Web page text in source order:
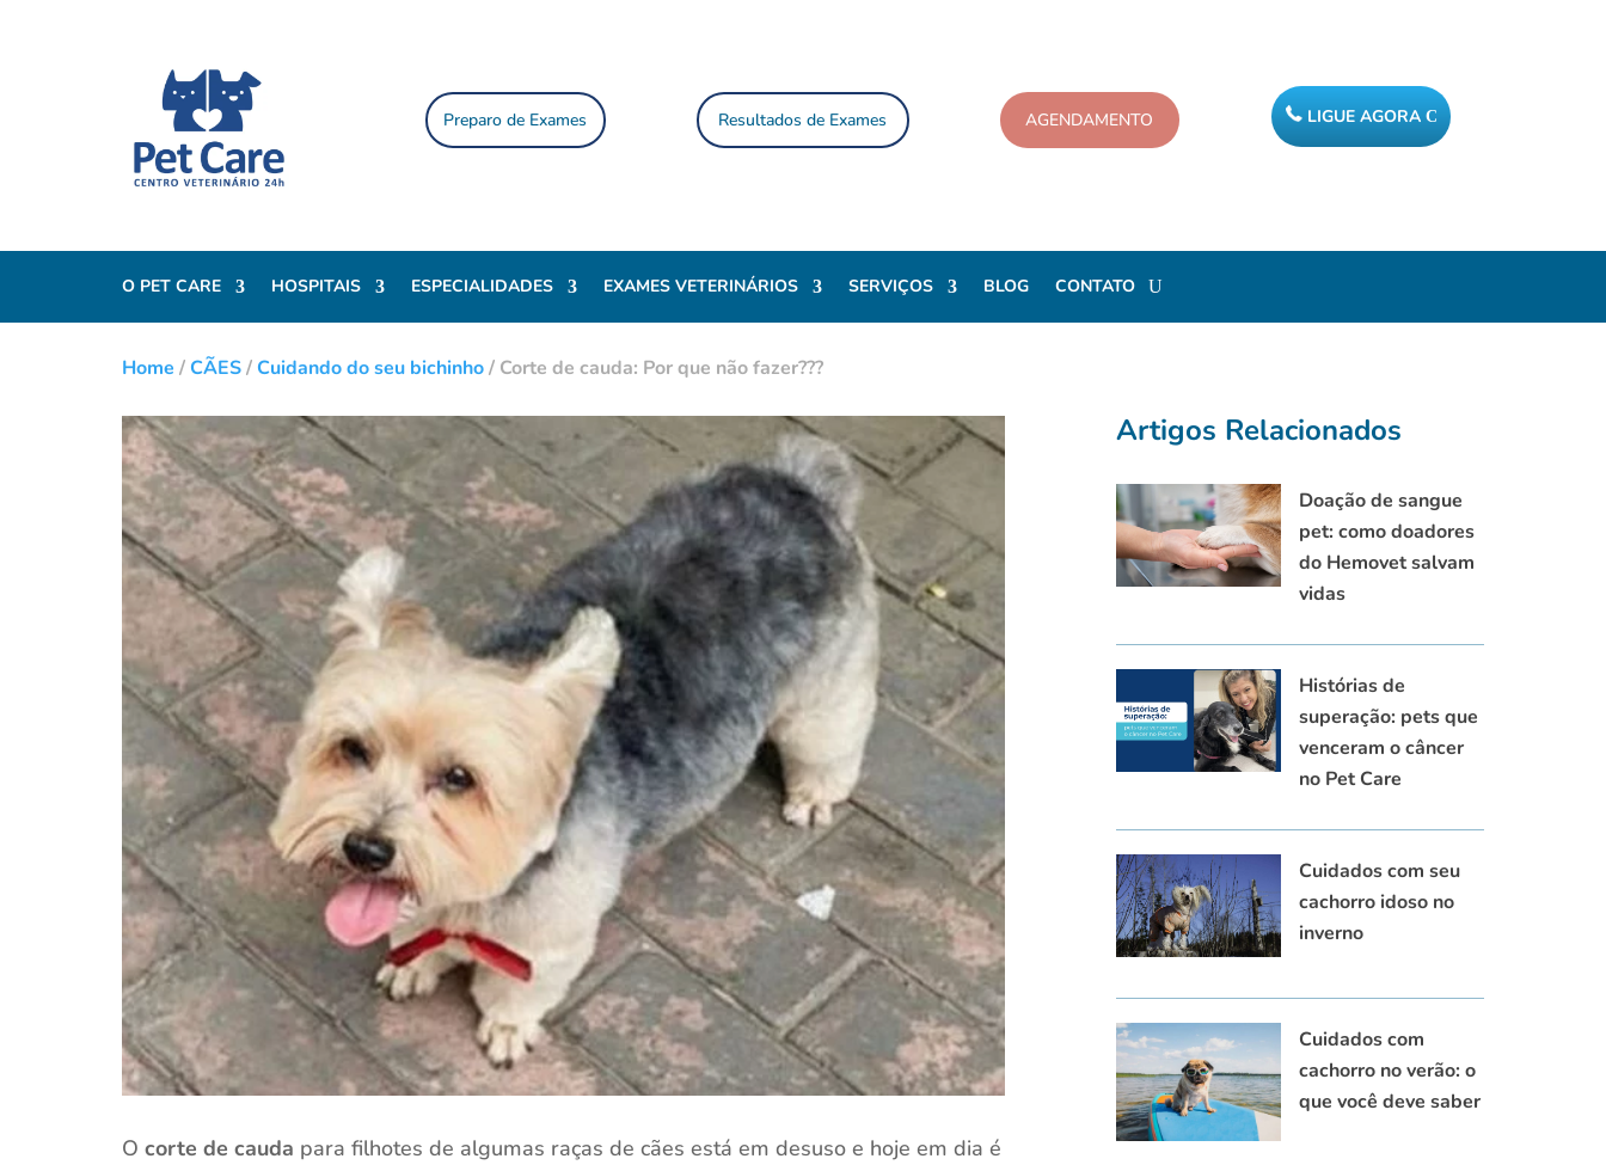
Preparo de Exames Resultados de Exames AGENDAMENTO LIGUE AGORA
O PET CARE HOSPITAIS ESPECIALIDADES EXAMES VETERINÁRIOS SERVIÇOS BLOG CONTATO
Home /CÃES/Cuidando do seu bichinho/ Corte de cauda: Por que não fazer???
O corte de cauda para filhotes de algumas raças de cães está em desuso e hoje em dia é
Artigos Relacionados
Doação de sangue
pet: como doadores
do Hemovet salvam
vidas
Histórias de
superação: pets que
venceram o câncer
no Pet Care
Cuidados com seu
cachorro idoso no
inverno
Cuidados com
cachorro no verão: o
que você deve saber